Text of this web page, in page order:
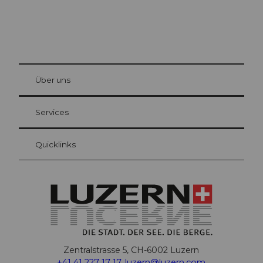
Gästekarte Luzern
Ihre Vorteile als Übernachtungsgast
at Bre
Über uns
Services
Quicklinks
Zentralstrasse 5, CH-6002 Luzern